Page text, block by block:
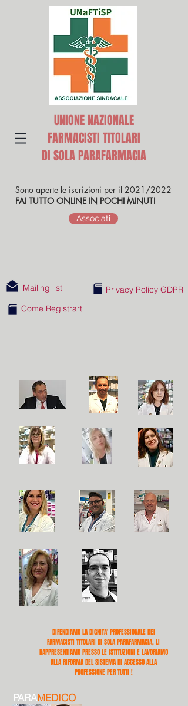
UNIONE NAZIONALE
FARMACISTI TITOLARI
DI SOLA PARAFARMACIA
Sono aperte le iscrizioni per il 2021/2022
FAI TUTTO ONLINE IN POCHI MINUTI
Associati
Privacy Policy GDPR
Mailing list
Come Registrarti
DIFENDIAMO LA DIGNITA' PROFESSIONALE DEI
FARMACISTI TITOLARI DI SOLA PARAFARMACIA, LI
RAPPRESENTIAMO PRESSO LE ISTITUZIONI E LAVORIAMO
ALLA RIFORMA DEL SISTEMA DI ACCESSO ALLA
PROFESSIONEPER TUTTI !
PARAMEDICO